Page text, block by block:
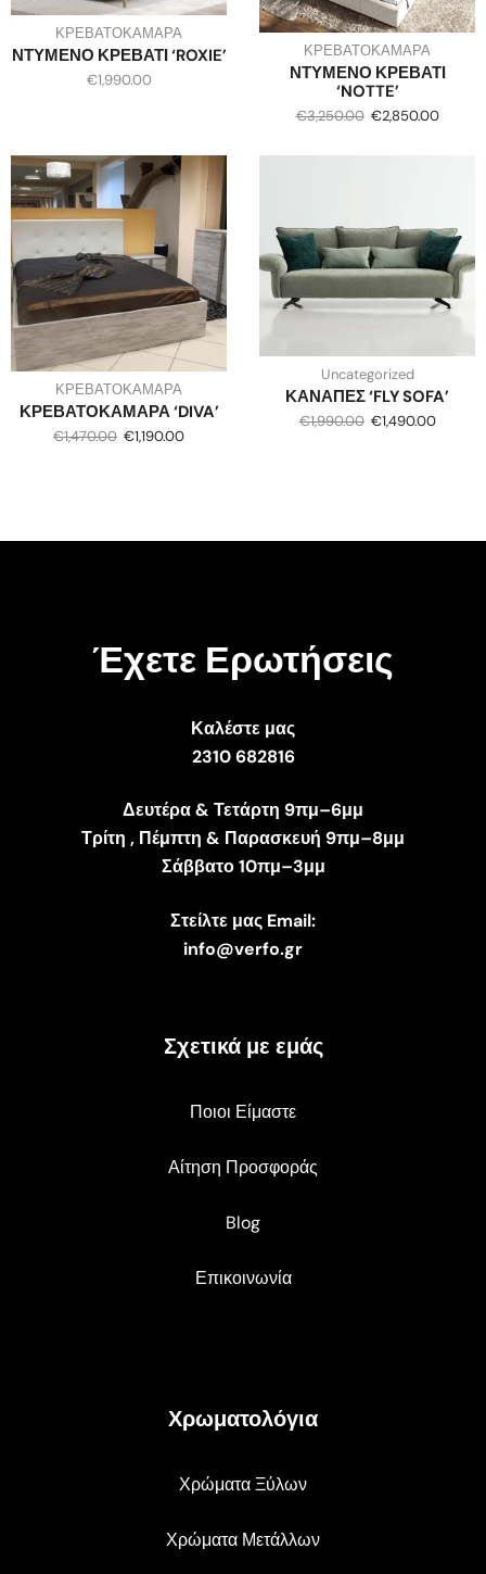
ΚΡΕΒΑΤΟΚΑΜΑΡΑ
ΝΤΥΜΕΝΟ ΚΡΕΒΑΤΙ ‘ROXIE’
€1,990.00
ΚΡΕΒΑΤΟΚΑΜΑΡΑ
ΝΤΥΜΕΝΟ ΚΡΕΒΑΤΙ
‘NOTTE’
€3,250.00 €2,850.00
ΚΡΕΒΑΤΟΚΑΜΑΡΑ
ΚΡΕΒΑΤΟΚΑΜΑΡΑ ‘DIVA’
€1,470.00 €1,190.00
Uncategorized
ΚΑΝΑΠΕΣ ‘FLY SOFA’
€1,990.00 €1,490.00
Έχετε Ερωτήσεις
Καλέστε μας
2310 682816
Δευτέρα & Τετάρτη 9πμ–6μμ
Τρίτη , Πέμπτη & Παρασκευή 9πμ–8μμ
Σάββατο 10πμ–3μμ
Στείλτε μας Email:
info@verfo.gr
Σχετικά με εμάς
Ποιοι Είμαστε
Αίτηση Προσφοράς
Blog
Επικοινωνία
Χρωματολόγια
Χρώματα Ξύλων
Χρώματα Μετάλλων